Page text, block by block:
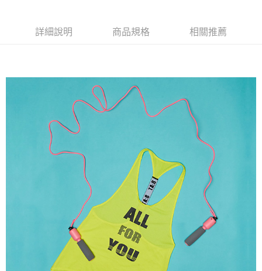
是否繳費成功／繳費後需取消欲退款等相關疑問，請聯繫「AFTEE先享後付
客戶支援中心」 https://netprotections.freshdesk.com/support/home
易，需依本服務之必要範圍內提供個人資料，並將交易相關給付款項請求債
權轉讓予恩沛科技股份有限公司。
２．關於個人資料處理事宜，請瀏覽以下網址：
https://aftee.tw/terms/#terms3
３．未成年的使用者請事先徵得法定代理人或監護人之同意方可使用
「AFTEE先享後付」，若未經同意申辦者引起之損失，本公司不負相關責
４．使用「AFTEE先享後付」時，將依據個別帳號之用戶狀況，依本公司即
時審查核予不同之上限額度；若仍有額度不足之情形，本公司將視審查結果
請求用戶進行身份認證。
５．嚴禁一人註冊多個帳號或使用他人資訊註冊。若發現惡意使用之情形，
恩沛科技股份有限公司將有權停止該用戶之使用額度並採取法律行動。
每筆NT$90，滿NT$1,000(含以上)免運費
每筆NT$90，滿NT$1,000(含以上)免運費
每筆NT$90，滿NT$1,000(含以上)免運費
每筆NT$150，滿NT$2,000(含以上)免運費
海外宅配 (訂單成立後，請主動於2天內與線上客服核對收
件資料，逾期未確認訂單將自動取消)
詳細說明 商品規格 相關推薦